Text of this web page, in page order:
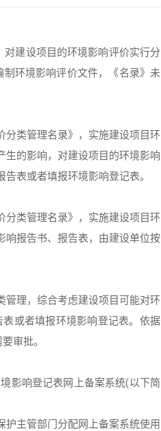
建设项目的环境影响评价实行分
环境影响评价文件，《名录》未
分类管理名录》，实施建设项目环
生的影响，对建设项目的环境影响
表或者填报环境影响登记表。
分类管理名录》，实施建设项目环
响报告书、报告表，由建设单位按
管理，综合考虑建设项目可能对环
或者填报环境影响登记表。依据
审批。
影响登记表网上备案系统(以下简
主管部门分配网上备案系统使用